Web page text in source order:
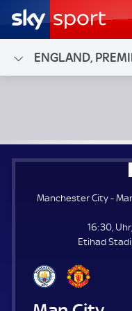
ENGLAND,
Manchester City -
16:30,
Etihad